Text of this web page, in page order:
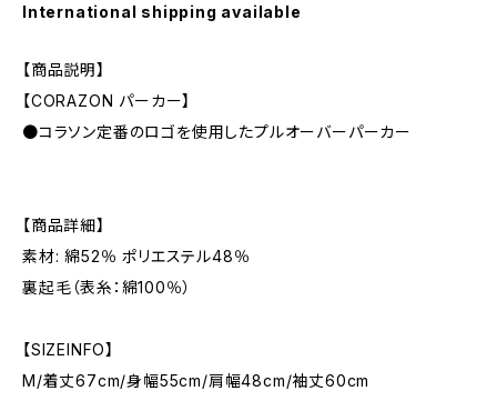
International shipping available
【商品説明】
【CORAZON パーカー】
●コラソン定番のロゴを使用したプルオーバーパーカー
【商品詳細】
素材: 綿52％ ポリエステル48％
裏起毛（表糸：綿100％）
【SIZEINFO】
M/着丈67cm/身幅55cm/肩幅48cm/袖丈60cm